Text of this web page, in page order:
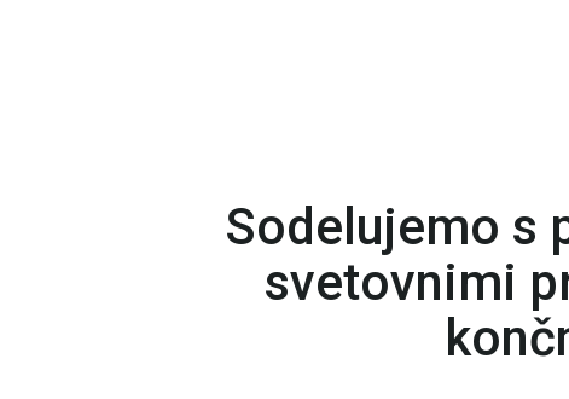
Sodelujemo s
svetovnimi